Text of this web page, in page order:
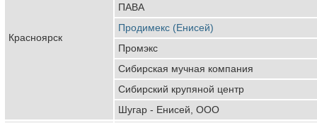
Красноярск
ПАВА
Продимекс (Енисей)
Промэкс
Сибирская мучная компания
Сибирский крупяной центр
Шугар - Енисей, ООО